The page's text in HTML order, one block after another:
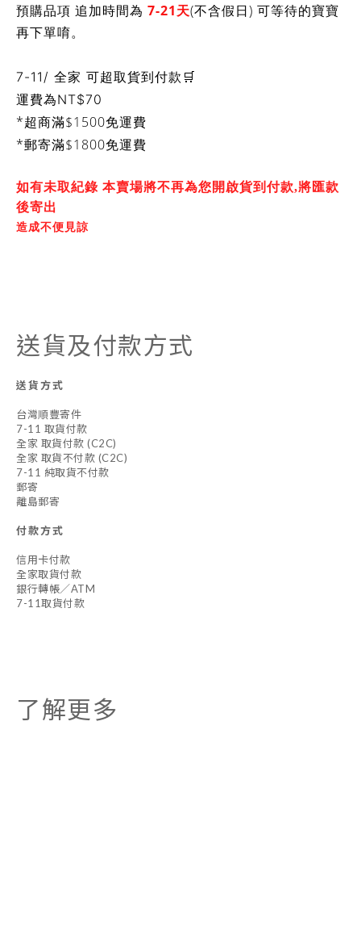
預購品項 追加時間為 7-21天(不含假日) 可等待的寶寶
再下單唷。
7-11/ 全家 可超取貨到付款🛒
運費為NT$70
*超商滿$1500免運費
*郵寄滿$1800免運費
如有未取紀錄 本賣場將不再為您開啟貨到付款,將匯款
後寄出
造成不便見諒
送貨及付款方式
送貨方式
台灣順豐寄件
7-11 取貨付款
全家 取貨付款 (C2C)
全家 取貨不付款 (C2C)
7-11 純取貨不付款
郵寄
離島郵寄
付款方式
信用卡付款
全家取貨付款
銀行轉帳／ATM
7-11取貨付款
了解更多